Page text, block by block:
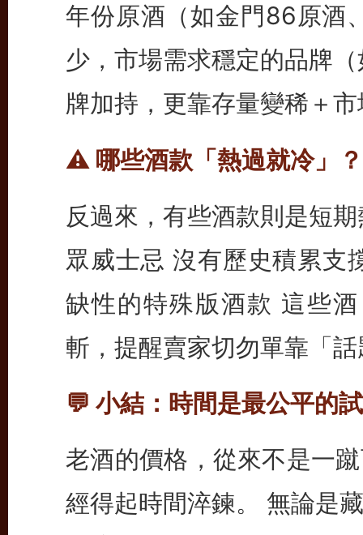
年份原酒（如金門86原酒
少，市場需求穩定的品牌
牌加持，更靠存量變稀＋
⚠️ 哪些酒款「熱過就冷」？
反過來，有些酒款則是短
眾威士忌 沒有歷史積累支
缺性的特殊版酒款 這些
斬，提醒賣家切勿單靠「
💬 小結：時間是最公平的
老酒的價格，從來不是一
經得起時間淬鍊。 無論是